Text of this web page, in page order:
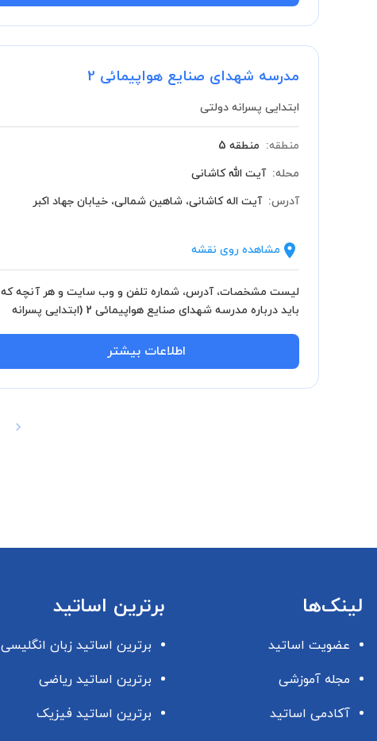
مدرسه شهدای صنایع هواپیمائی 2
ابتدایی پسرانه دولتی
منطقه: منطقه 5
محله: آیت الله کاشانی
آدرس: آیت اله کاشانی، شاهین شمالی، خیابان جهاد اکبر
مشاهده روی نقشه
لیست مشخصات، آدرس، شماره تلفن و وب سایت و هر آنچه که
باید درباره مدرسه شهدای صنایع هواپیمائی 2 (ابتدایی پسرانه
اطلاعات بیشتر
لینک‌ها
عضویت اساتید
مجله آموزشی
آکادمی اساتید
برترین اساتید
برترین اساتید زبان انگلیسی
برترین اساتید ریاضی
برترین اساتید فیزیک